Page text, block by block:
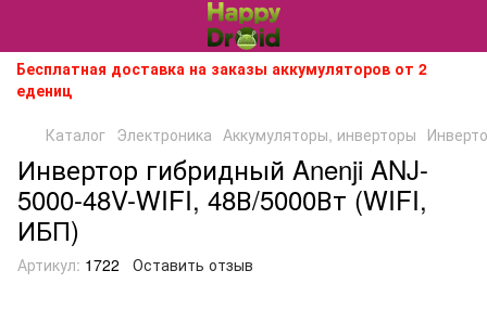
Бесплатная доставка на заказы аккумуляторов от 2
едениц
Каталог Электроника Аккумуляторы, инверторы
Инвертор гибридный Anenji ANJ-
5000-48V-WIFI, 48В/5000Вт (WIFI,
ИБП)
Артикул: 1722 Оставить отзыв